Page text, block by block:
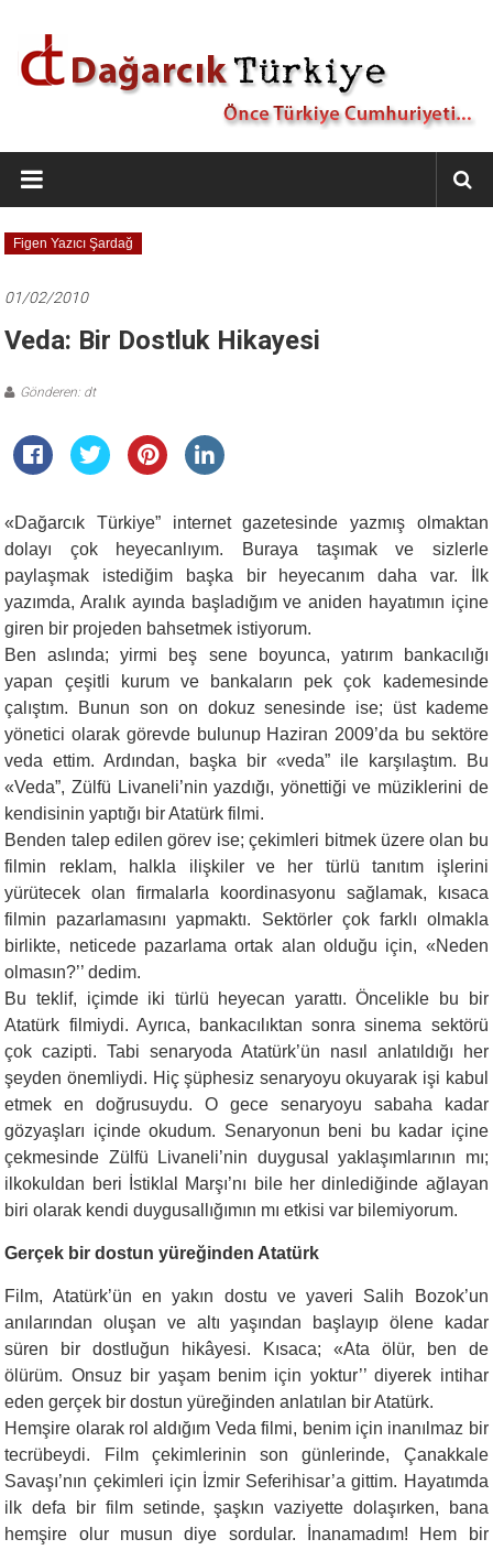
Dağarcık
Türkiye
Önce
Türkiye
Figen Yazıcı Şardağ
01/02/2010
Veda: Bir Dostluk Hikayesi
Gönderen: dt
«Dağarcık Türkiye” internet gazetesinde yazmış olmaktan
dolayı çok heyecanlıyım. Buraya taşımak ve sizlerle
paylaşmak istediğim başka bir heyecanım daha var. İlk
yazımda, Aralık ayında başladığım ve aniden hayatımın içine
giren bir projeden bahsetmek istiyorum.
Ben aslında; yirmi beş sene boyunca, yatırım bankacılığı
yapan çeşitli kurum ve bankaların pek çok kademesinde
çalıştım. Bunun son on dokuz senesinde ise; üst kademe
yönetici olarak görevde bulunup Haziran 2009’da bu sektöre
veda ettim. Ardından, başka bir «veda” ile karşılaştım. Bu
«Veda”, Zülfü Livaneli’nin yazdığı, yönettiği ve müziklerini de
kendisinin yaptığı bir Atatürk filmi.
Benden talep edilen görev ise; çekimleri bitmek üzere olan bu
filmin reklam, halkla ilişkiler ve her türlü tanıtım işlerini
yürütecek olan firmalarla koordinasyonu sağlamak, kısaca
filmin pazarlamasını yapmaktı. Sektörler çok farklı olmakla
birlikte, neticede pazarlama ortak alan olduğu için, «Neden
olmasın?’’ dedim.
Bu teklif, içimde iki türlü heyecan yarattı. Öncelikle bu bir
Atatürk filmiydi. Ayrıca, bankacılıktan sonra sinema sektörü
çok cazipti. Tabi senaryoda Atatürk’ün nasıl anlatıldığı her
şeyden önemliydi. Hiç şüphesiz senaryoyu okuyarak işi kabul
etmek en doğrusuydu. O gece senaryoyu sabaha kadar
gözyaşları içinde okudum. Senaryonun beni bu kadar içine
çekmesinde Zülfü Livaneli’nin duygusal yaklaşımlarının mı;
ilkokuldan beri İstiklal Marşı’nı bile her dinlediğinde ağlayan
biri olarak kendi duygusallığımın mı etkisi var bilemiyorum.
Gerçek bir dostun yüreğinden Atatürk
Film, Atatürk’ün en yakın dostu ve yaveri Salih Bozok’un
anılarından oluşan ve altı yaşından başlayıp ölene kadar
süren bir dostluğun hikâyesi. Kısaca; «Ata ölür, ben de
ölürüm. Onsuz bir yaşam benim için yoktur’’ diyerek intihar
eden gerçek bir dostun yüreğinden anlatılan bir Atatürk.
Hemşire olarak rol aldığım Veda filmi, benim için inanılmaz bir
tecrübeydi. Film çekimlerinin son günlerinde, Çanakkale
Savaşı’nın çekimleri için İzmir Seferihisar’a gittim. Hayatımda
ilk defa bir film setinde, şaşkın vaziyette dolaşırken, bana
hemşire olur musun diye sordular. İnanamadım! Hem bir